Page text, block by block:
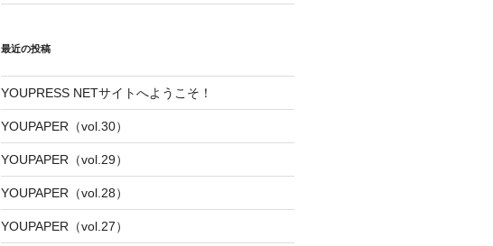
最近の投稿
YOUPRESS NETサイトへようこそ！
YOUPAPER（vol.30）
YOUPAPER（vol.29）
YOUPAPER（vol.28）
YOUPAPER（vol.27）